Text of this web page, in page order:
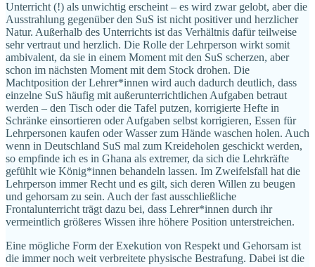
Unterricht (!) als unwichtig erscheint – es wird zwar gelobt, aber die
Ausstrahlung gegenüber den SuS ist nicht positiver und herzlicher
Natur. Außerhalb des Unterrichts ist das Verhältnis dafür teilweise
sehr vertraut und herzlich. Die Rolle der Lehrperson wirkt somit
ambivalent, da sie in einem Moment mit den SuS scherzen, aber
schon im nächsten Moment mit dem Stock drohen. Die
Machtposition der Lehrer*innen wird auch dadurch deutlich, dass
einzelne SuS häufig mit außerunterrichtlichen Aufgaben betraut
werden – den Tisch oder die Tafel putzen, korrigierte Hefte in
Schränke einsortieren oder Aufgaben selbst korrigieren, Essen für
Lehrpersonen kaufen oder Wasser zum Hände waschen holen. Auch
wenn in Deutschland SuS mal zum Kreideholen geschickt werden,
so empfinde ich es in Ghana als extremer, da sich die Lehrkräfte
gefühlt wie König*innen behandeln lassen. Im Zweifelsfall hat die
Lehrperson immer Recht und es gilt, sich deren Willen zu beugen
und gehorsam zu sein. Auch der fast ausschließliche
Frontalunterricht trägt dazu bei, dass Lehrer*innen durch ihr
vermeintlich größeres Wissen ihre höhere Position unterstreichen.
Eine mögliche Form der Exekution von Respekt und Gehorsam ist
die immer noch weit verbreitete physische Bestrafung. Dabei ist die